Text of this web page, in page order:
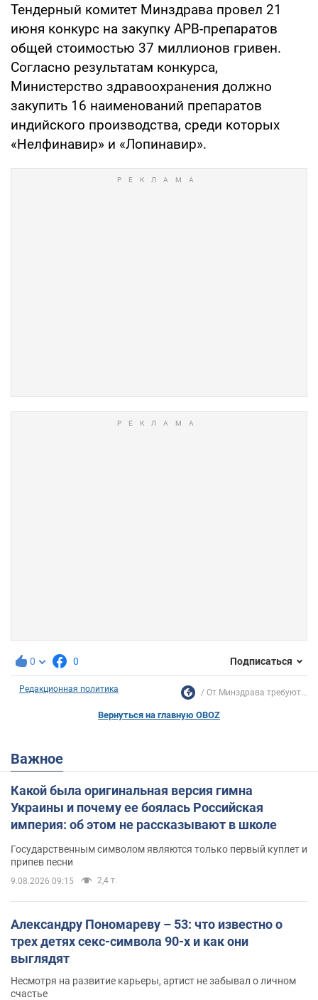
Тендерный комитет Минздрава провел 21
июня конкурс на закупку АРВ-препаратов
общей стоимостью 37 миллионов гривен.
Согласно результатам конкурса,
Министерство здравоохранения должно
закупить 16 наименований препаратов
индийского производства, среди которых
«Нелфинавир» и «Лопинавир».
0 0 Подписаться
Редакционная политика От Минздрава требуют...
Вернуться на главную OBOZ
Важное
Какой была оригинальная версия гимна
Украины и почему ее боялась Российская
империя: об этом не рассказывают в школе
Государственным символом являются только первый куплет и
припев песни
9.08.2026 09:15 2,4 т.
Александру Пономареву – 53: что известно о
трех детях секс-символа 90-х и как они
выглядят
Несмотря на развитие карьеры, артист не забывал о личном
счастье